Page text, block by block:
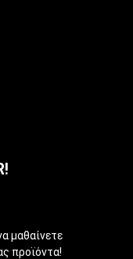
μαθαίνετε
προϊόντα!